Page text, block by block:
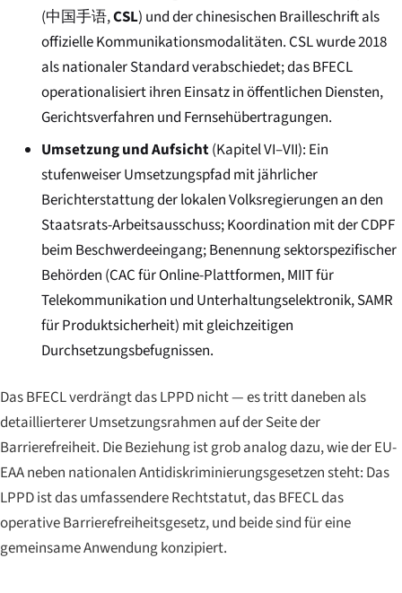
(中国手语,CSL) und der chinesischen Brailleschrift als
offizielle Kommunikationsmodalitäten. CSL wurde 2018
als nationaler Standard verabschiedet; das BFECL
operationalisiert ihren Einsatz in öffentlichen Diensten,
Gerichtsverfahren und Fernsehübertragungen.
Umsetzung und Aufsicht(Kapitel VI–VII): Ein
stufenweiser Umsetzungspfad mit jährlicher
Berichterstattung der lokalen Volksregierungen an den
Staatsrats-Arbeitsausschuss; Koordination mit der CDPF
beim Beschwerdeeingang; Benennung sektorspezifischer
Behörden (CAC für Online-Plattformen, MIIT für
Telekommunikation und Unterhaltungselektronik, SAMR
für Produktsicherheit) mit gleichzeitigen
Durchsetzungsbefugnissen.
Das BFECL verdrängt das LPPD nicht — es tritt daneben als
detaillierterer Umsetzungsrahmen auf der Seite der
Barrierefreiheit. Die Beziehung ist grob analog dazu, wie der EU-
EAA neben nationalen Antidiskriminierungsgesetzen steht: Das
LPPD ist das umfassendere Rechtstatut, das BFECL das
operative Barrierefreiheitsgesetz, und beide sind für eine
gemeinsame Anwendung konzipiert.